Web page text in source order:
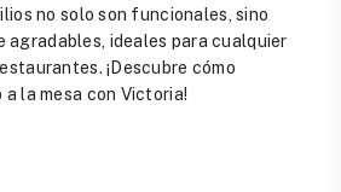
no solo son funcionales, sino
agradables, ideales para cualquier
¡Descubre cómo
la mesa con Victoria!